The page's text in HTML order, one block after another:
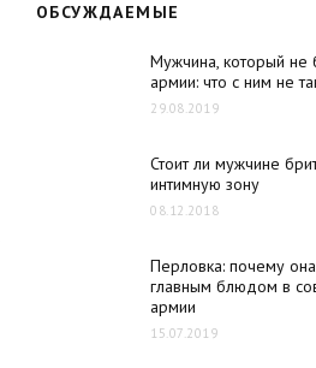
ОБСУЖДАЕМЫЕ
Мужчина, который не
армии: что с ним не
29.08.2019
Стоит ли мужчине
интимную зону
08.12.2018
Перловка: почему
главным блюдом в
армии
15.07.2019